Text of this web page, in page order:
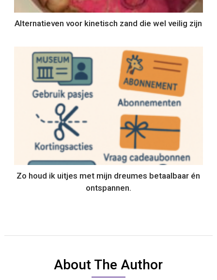
Alternatieven voor kinetisch zand die wel veilig zijn
Zo houd ik uitjes met mijn dreumes betaalbaar én
ontspannen.
About The Author